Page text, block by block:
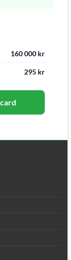
160 000 kr
295 kr